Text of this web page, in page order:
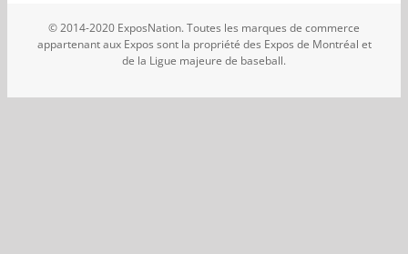
© 2014-2020 ExposNation. Toutes les marques de commerce
appartenant aux Expos sont la propriété des Expos de Montréal et
de la Ligue majeure de baseball.